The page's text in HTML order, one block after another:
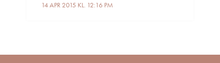
14 APR 2015 KL. 12:16 PM